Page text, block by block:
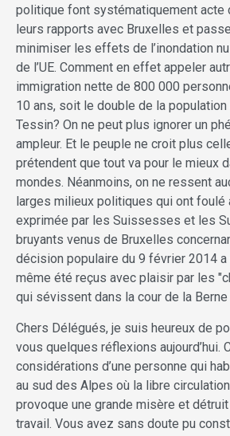
politique font systématiquement acte
leurs rapports avec Bruxelles et
minimiser les effets de l’inondation
de l’UE. Comment en effet appeler
immigration nette de 800 000
10 ans, soit le double de la population
Tessin? On ne peut plus ignorer un
ampleur. Et le peuple ne croit plus
prétendent que tout va pour le mieux
mondes. Néanmoins, on ne ressent
larges milieux politiques qui ont foulé
exprimée par les Suissesses et les
bruyants venus de Bruxelles
décision populaire du 9 février 2014
même été reçus avec plaisir par les
qui sévissent dans la cour de la
Chers Délégués, je suis heureux de
vous quelques réflexions aujourd’hui.
considérations d’une personne qui
au sud des Alpes où la libre
provoque une grande misère et
travail. Vous avez sans doute pu